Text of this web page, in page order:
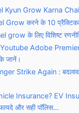
Kyun Grow Karna
Grow करने के 10
के लिए विशिष्ट
Youtube Adobe
जानें।
Strike Again : बदलाव
Insurance? EV
और सही पॉलिस...